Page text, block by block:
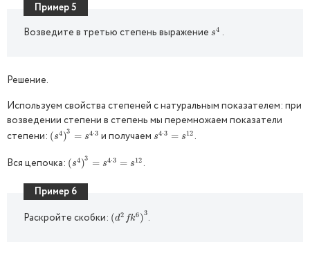
Пример 5
Возведите в третью степень выражение s4
s4 .
Решение.
Используем свойства степеней с натуральным показателем: при
возведении степени в степень мы перемножаем показатели
степени: (s4)3 = s4⋅3
(s4)3 =s4⋅3 и получаемs4⋅3 = s12
s4⋅3=s12 .
Вся цепочка: (s4)3 = s4⋅3 = s12
(s4)3 =s4⋅3= s12 .
Пример 6
Раскройте скобки: (d2 fk6)3
(d2fk6)3 .